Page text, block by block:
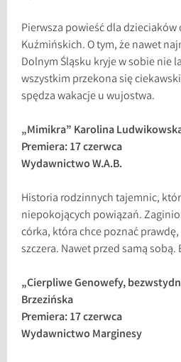
Pierwsza powieść dla
Kuźmińskich. O tym, że nawet
Dolnym Śląsku kryje w sobie nie
wszystkim przekona się
spędza wakacje u wujostwa.
„Mimikra” Karolina
Premiera: 17 czerwca
Wydawnictwo W.A.B.
Historia rodzinnych tajemnic,
niepokojących powiązań.
córka, która chce poznać
szczera. Nawet przed samą
„Cierpliwe Genowefy,
Brzezińska
Premiera: 17 czerwca
Wydawnictwo Marginesy